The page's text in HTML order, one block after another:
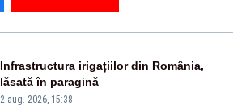
Infrastructura irigațiilor din România,
lăsată în paragină
2 aug. 2026, 15:38